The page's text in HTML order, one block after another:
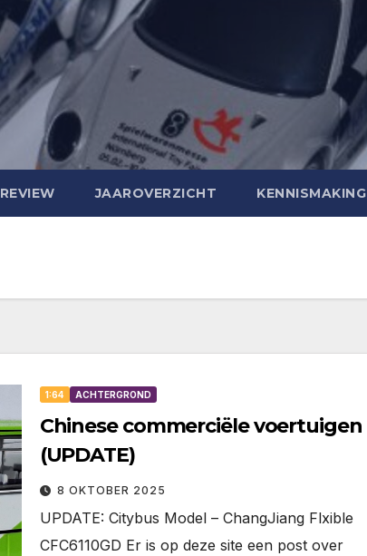
REVIEW JAAROVERZICHT KENNISMAKING
1:64 ACHTERGROND
Chinese commerciële voertuigen
(UPDATE)
8 OKTOBER 2025
UPDATE: Citybus Model – ChangJiang Flxible
CFC6110GD Er is op deze site een post over